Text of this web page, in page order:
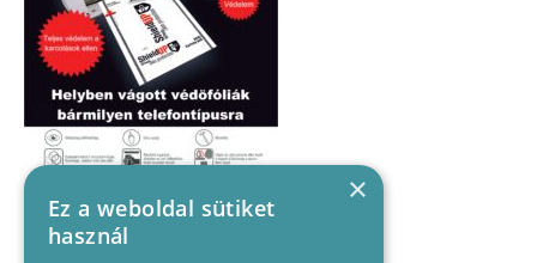
×
Ez a weboldal sütiket
használ